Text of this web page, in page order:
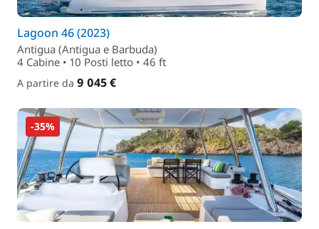
Lagoon 46 (2023)
Antigua (Antigua e Barbuda)
4 Cabine • 10 Posti letto • 46 ft
A partire da 9 045 €
-35%